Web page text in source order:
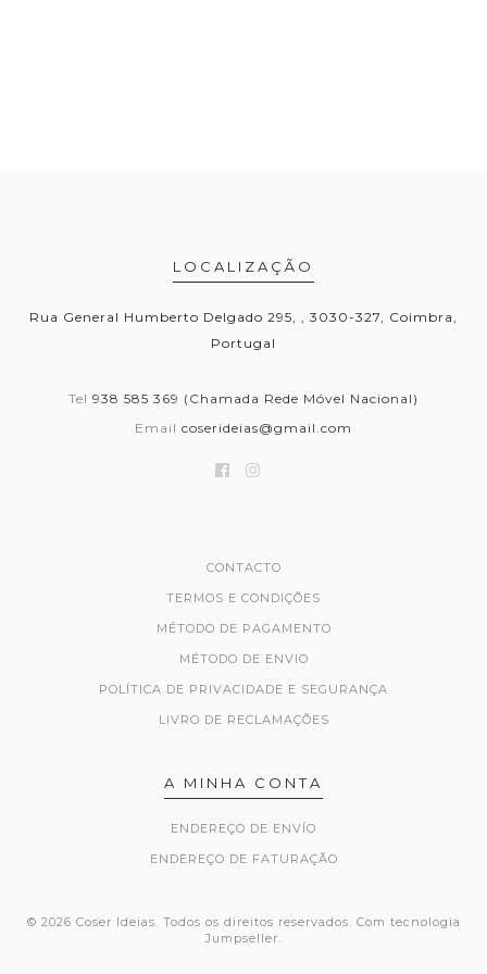
LOCALIZAÇÃO
Rua General Humberto Delgado 295, , 3030-327, Coimbra,
Portugal
Tel 938 585 369 (Chamada Rede Móvel Nacional)
Email coserideias@gmail.com
CONTACTO
TERMOS E CONDIÇÕES
MÉTODO DE PAGAMENTO
MÉTODO DE ENVIO
POLÍTICA DE PRIVACIDADE E SEGURANÇA
LIVRO DE RECLAMAÇÕES
A MINHA CONTA
ENDEREÇO DE ENVÍO
ENDEREÇO DE FATURAÇÃO
© 2026 Coser Ideias. Todos os direitos reservados. Com tecnologia
Jumpseller.